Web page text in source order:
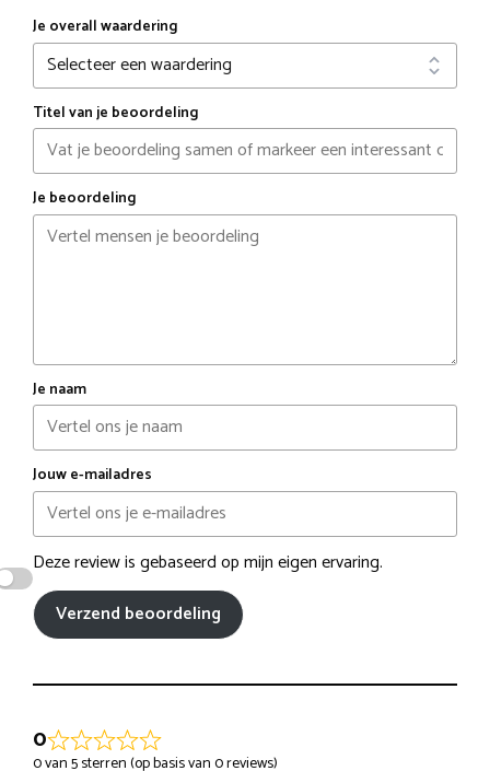
Je overall waardering
Titel van je beoordeling
Je beoordeling
Je naam
Jouw e-mailadres
Deze review is gebaseerd op mijn eigen ervaring.
Verzend beoordeling
0
0 van 5 sterren (op basis van 0 reviews)